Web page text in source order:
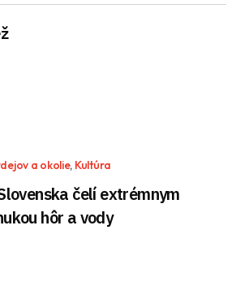
a okolie, Kultúra
čelí extrémnym
hôr a vody